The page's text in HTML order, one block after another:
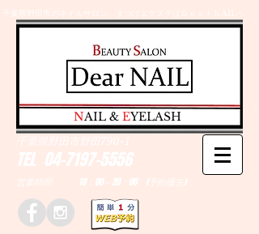
千葉県野田市のネイルサロン、まつげエクステはＤｅａｒＮAILへ
TEL 04-7197-5556
営業時間 10：00～20：00 (予約優先)
千葉県野田市野田790-1
​NAIL & EYELASH